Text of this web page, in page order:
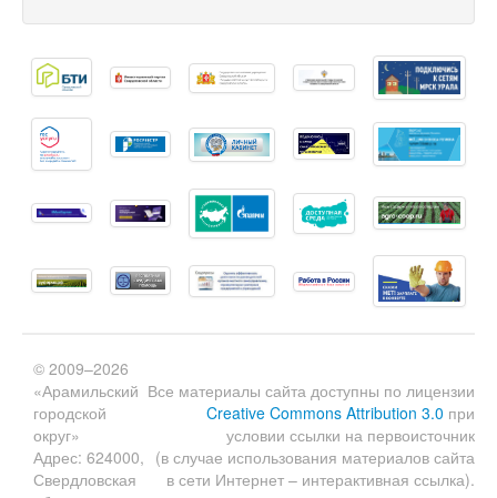
Все материалы сайта доступны по лицензии
Creative Commons Attribution 3.0 при
условии ссылки на первоисточник
(в случае использования материалов сайта
в сети Интернет – интерактивная ссылка).
© 2009–2026
«Арамильский
городской
округ»
Адрес: 624000,
Свердловская